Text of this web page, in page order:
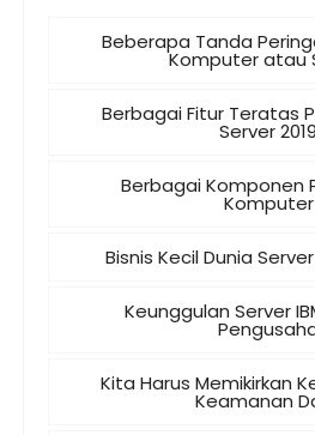
Beberapa Tanda
Komputer atau
Berbagai Fitur Teratas
Server 2019
Berbagai Komponen
Komputer
Bisnis Kecil Dunia
Keunggulan Server
Kita Harus Memikirkan
Keamanan